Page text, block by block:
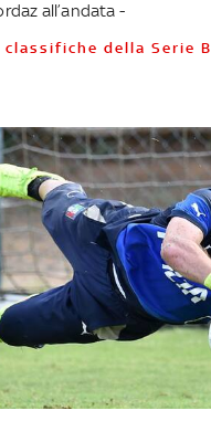
all’andata -
classifiche della Serie B